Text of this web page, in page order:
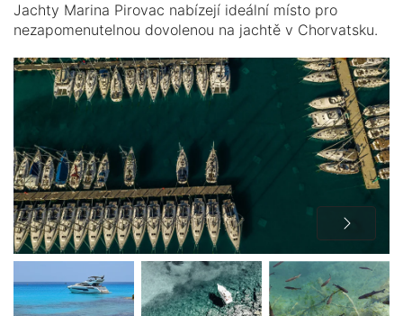
Jachty Marina Pirovac nabízejí ideální místo pro
nezapomenutelnou dovolenou na jachtě v Chorvatsku.